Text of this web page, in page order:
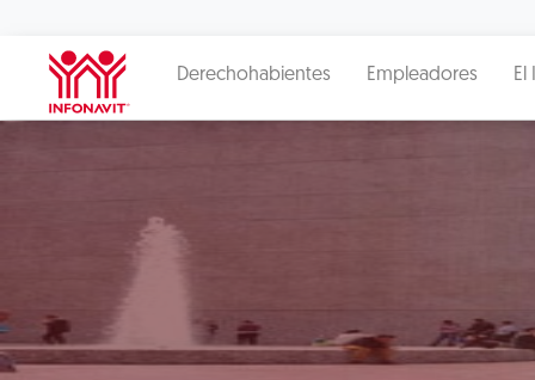
Derechohabientes Empleadores El